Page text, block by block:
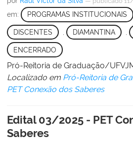
em:
PROGRAMAS INSTITUCIONAIS
DISCENTES DIAMANTINA
ENCERRADO
Pró-Reitoria de Graduação/
Localizado em Pró-Reitoria de
PET Conexão dos Saberes
Edital 03/2025 - PET
Saberes